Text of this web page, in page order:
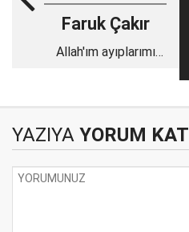
Faruk Çakır
Allah'ım ayıplarımı
YAZIYA YORUM KAT